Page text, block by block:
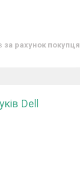
за рахунок покупця
Dell